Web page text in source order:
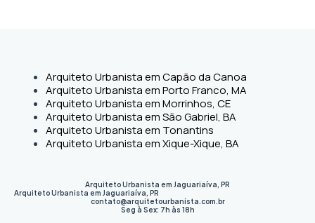
Arquiteto Urbanista em Capão da Canoa
Arquiteto Urbanista em Porto Franco, MA
Arquiteto Urbanista em Morrinhos, CE
Arquiteto Urbanista em São Gabriel, BA
Arquiteto Urbanista em Tonantins
Arquiteto Urbanista em Xique-Xique, BA
Arquiteto Urbanista em Jaguariaíva, PR
Arquiteto Urbanista em Jaguariaíva, PR
contato@arquitetourbanista.com.br
Seg à Sex: 7h às 18h